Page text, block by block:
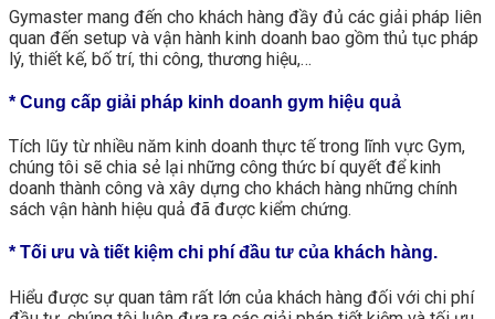
Gymaster mang đến cho khách hàng đầy đủ các giải pháp liên
quan đến setup và vận hành kinh doanh bao gồm thủ tục pháp
lý, thiết kế, bố trí, thi công, thương hiệu,…
* Cung cấp giải pháp kinh doanh gym hiệu quả
Tích lũy từ nhiều năm kinh doanh thực tế trong lĩnh vực Gym,
chúng tôi sẽ chia sẻ lại những công thức bí quyết để kinh
doanh thành công và xây dựng cho khách hàng những chính
sách vận hành hiệu quả đã được kiểm chứng.
* Tối ưu và tiết kiệm chi phí đầu tư của khách hàng.
Hiểu được sự quan tâm rất lớn của khách hàng đối với chi phí